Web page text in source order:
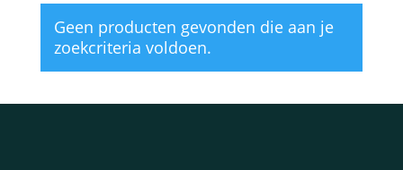
Geen producten gevonden die aan je
zoekcriteria voldoen.